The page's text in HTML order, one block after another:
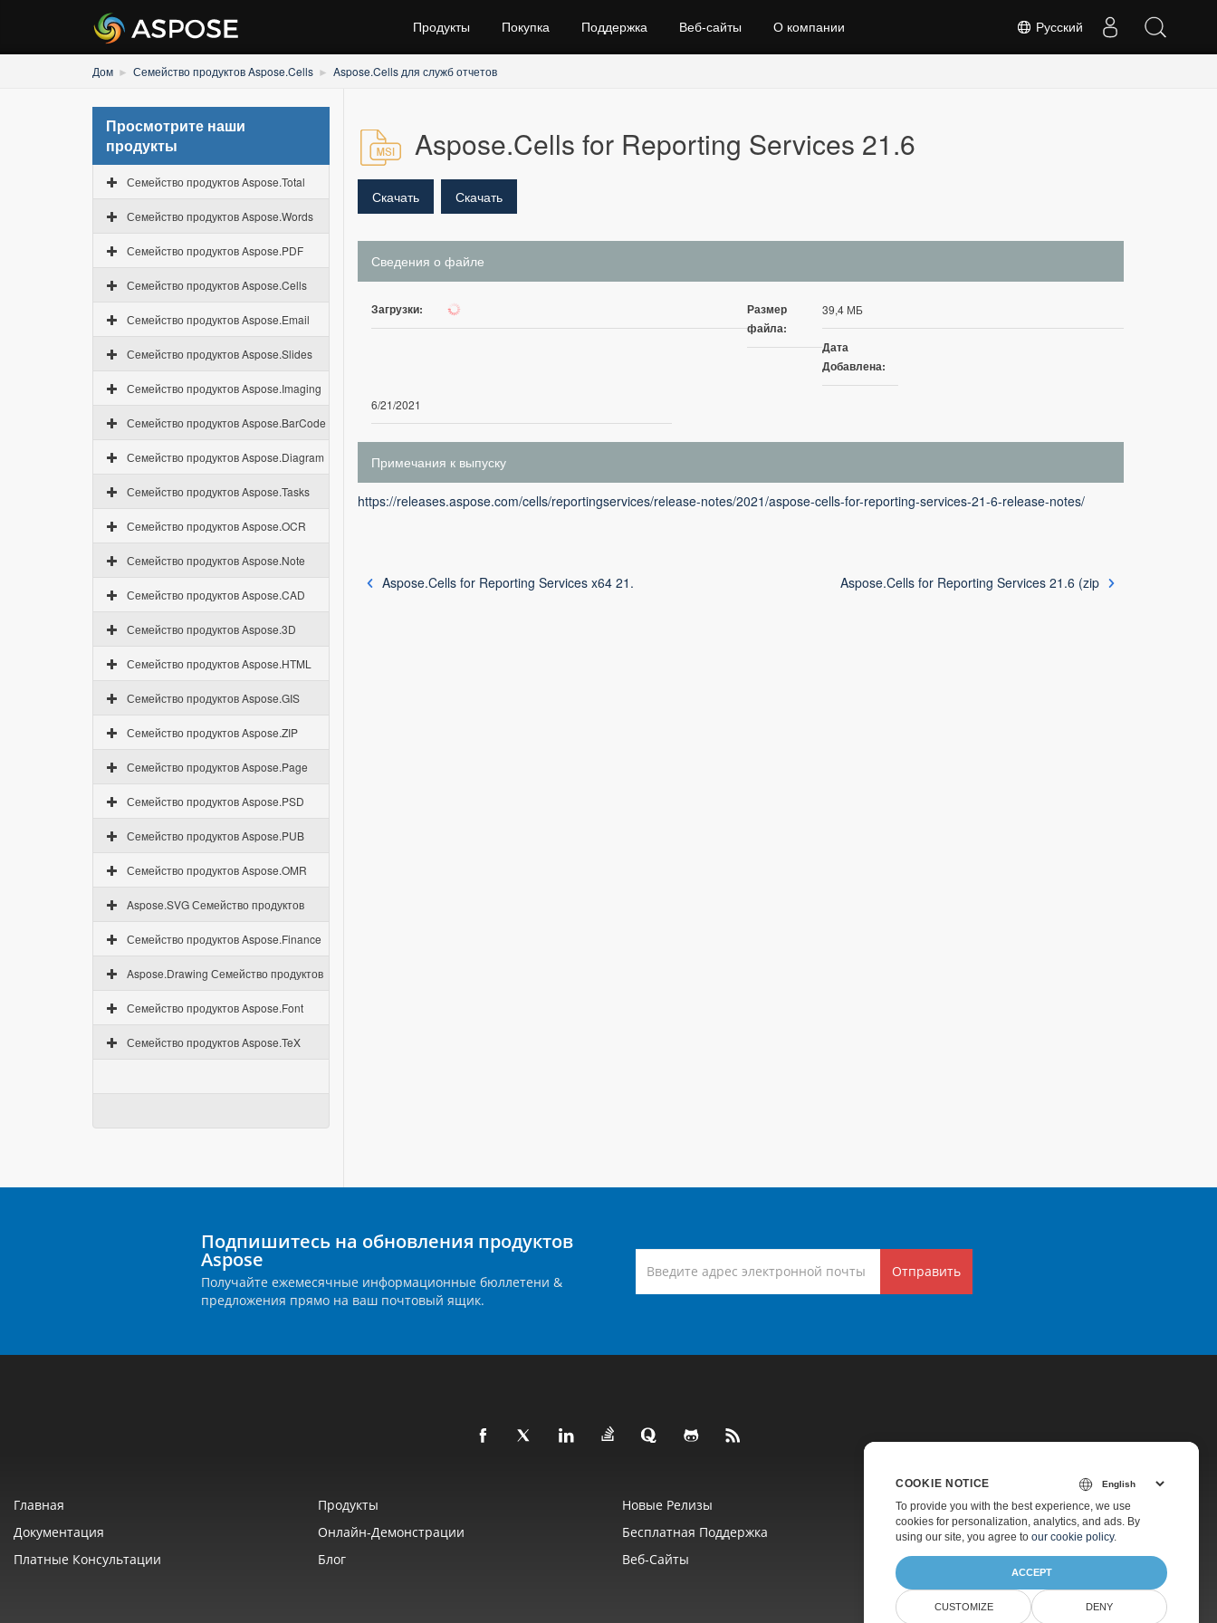
Русский
Продукты Покупка Поддержка Веб‑сайты О компании
Дом Семейство продуктов Aspose.Cells Aspose.Cells для служб отчетов
Просмотрите наши
продукты
Семейство продуктов Aspose.Total
Семейство продуктов Aspose.Words
Семейство продуктов Aspose.PDF
Семейство продуктов Aspose.Cells
Семейство продуктов Aspose.Email
Семейство продуктов Aspose.Slides
Семейство продуктов Aspose.Imaging
Семейство продуктов Aspose.BarCode
Семейство продуктов Aspose.Diagram
Семейство продуктов Aspose.Tasks
Семейство продуктов Aspose.OCR
Семейство продуктов Aspose.Note
Семейство продуктов Aspose.CAD
Семейство продуктов Aspose.3D
Семейство продуктов Aspose.HTML
Семейство продуктов Aspose.GIS
Семейство продуктов Aspose.ZIP
Семейство продуктов Aspose.Page
Семейство продуктов Aspose.PSD
Семейство продуктов Aspose.PUB
Семейство продуктов Aspose.OMR
Aspose.SVG Семейство продуктов
Семейство продуктов Aspose.Finance
Aspose.Drawing Семейство продуктов
Семейство продуктов Aspose.Font
Семейство продуктов Aspose.TeX
Aspose.Cells for Reporting Services 21.6
Скачать Скачать
Сведения о файле
Загрузки: 4
Размер
файла:
39,4 МБ
Дата
Добавлена:
6/21/2021
Примечания к выпуску
https://releases.aspose.com/cells/reportingservices/release-notes/2021/aspose-cells-for-reporting-services-21-6-release-notes/
Aspose.Cells for Reporting Services x64 21. Aspose.Cells for Reporting Services 21.6 (zip
Подпишитесь на обновления продуктов
Aspose
Получайте ежемесячные информационные бюллетени &
предложения прямо на ваш почтовый ящик.
Отправить
Главная Продукты Новые Релизы
Цены
Документация
Онлайн‑демонстрации Бесплатная Поддержка
Платная Поддержка
Платные Консультации
Блог Веб‑сайты О Компании
COOKIE NOTICE
To provide you with the best experience, we use
cookies for personalization, analytics, and ads. By
using our site, you agree to our cookie policy.
ACCEPT
CUSTOMIZE DENY